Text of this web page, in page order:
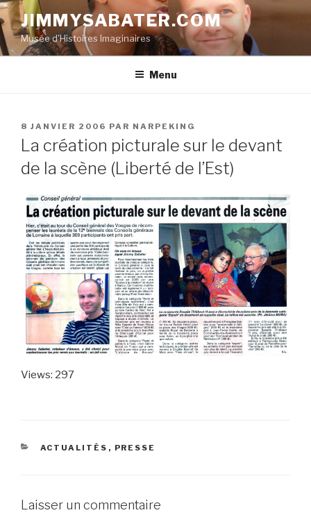
Aller
au
contenu
principal
JIMMYSABATER.COM
Musée d'Histoires Imaginaires
Menu
PUBLIÉ
LE
8 JANVIER 2006 PAR NARPEKING
La création picturale sur le devant
de la scène (Liberté de l’Est)
Views: 297
CATÉGORIES
ACTUALITÉS , PRESSE
Laisser un commentaire